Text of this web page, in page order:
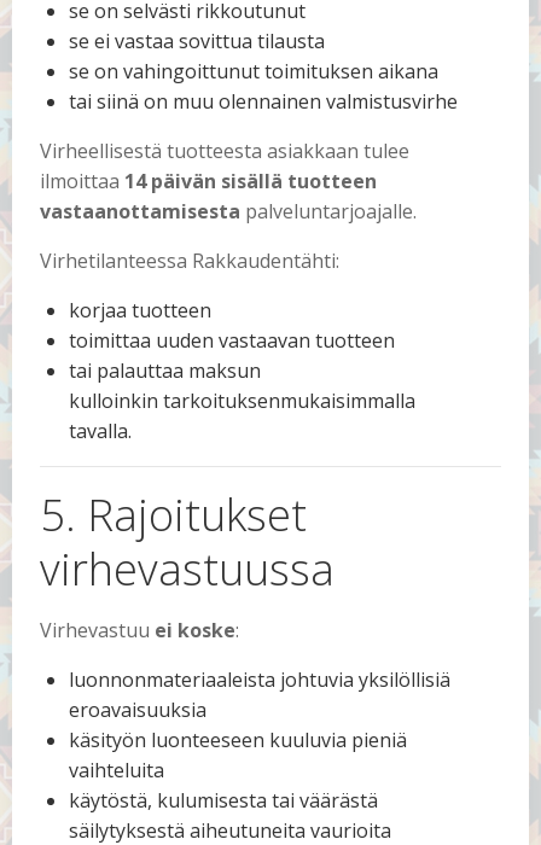
se on selvästi rikkoutunut
se ei vastaa sovittua tilausta
se on vahingoittunut toimituksen aikana
tai siinä on muu olennainen valmistusvirhe
Virheellisestä tuotteesta asiakkaan tulee
ilmoittaa 14 päivän sisällä tuotteen
vastaanottamisesta palveluntarjoajalle.
Virhetilanteessa Rakkaudentähti:
korjaa tuotteen
toimittaa uuden vastaavan tuotteen
tai palauttaa maksun
kulloinkin tarkoituksenmukaisimmalla
tavalla.
5. Rajoitukset
virhevastuussa
Virhevastuu ei koske:
luonnonmateriaaleista johtuvia yksilöllisiä
eroavaisuuksia
käsityön luonteeseen kuuluvia pieniä
vaihteluita
käytöstä, kulumisesta tai väärästä
säilytyksestä aiheutuneita vaurioita